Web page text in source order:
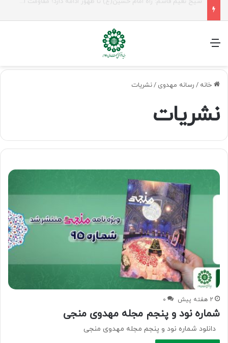
منو
خانه / رسانه مهدوی /نشریات
نشریات
2 هفته پیش ۰
شماره نود و پنجم مجله مهدوی منجی
دانلود شماره نود و پنجم مجله مهدوی منجی